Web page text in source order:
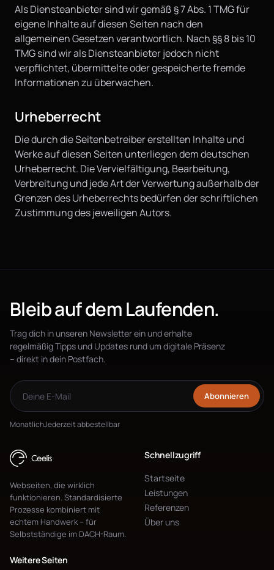
Als Diensteanbieter sind wir gemäß § 7 Abs. 1 TMG für
eigene Inhalte auf diesen Seiten nach den
allgemeinen Gesetzen verantwortlich. Nach §§ 8 bis 10
TMG sind wir als Diensteanbieter jedoch nicht
verpflichtet, übermittelte oder gespeicherte fremde
Informationen zu überwachen.
Urheberrecht
Die durch die Seitenbetreiber erstellten Inhalte und
Werke auf diesen Seiten unterliegen dem deutschen
Urheberrecht. Die Vervielfältigung, Bearbeitung,
Verbreitung und jede Art der Verwertung außerhalb der
Grenzen des Urheberrechts bedürfen der schriftlichen
Zustimmung des jeweiligen Autors.
Bleib auf dem Laufenden.
Trag dich in unseren Newsletter ein und erhalte
regelmäßig Tipps und Updates rund um digitale Präsenz
– direkt in dein Postfach.
Abonnieren
MonatlichJederzeit abbestellbar
Webseiten, die wirklich
funktionieren. Standardisierte
Prozesse kombiniert mit
echtem Handwerk – für
Selbstständige im DACH-Raum.
Schnellzugriff
Startseite
Leistungen
Referenzen
Über uns
Weitere Seiten